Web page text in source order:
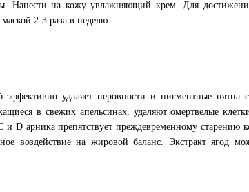
Нанести на кожу увлажняющий крем. Для
маской 2-3 раза в неделю.
удаляет неровности и пигментные пятна
в свежих апельсинах, удаляют омертвелые
D арника препятствует преждевременному
воздействие на жировой баланс. Экстракт ягод